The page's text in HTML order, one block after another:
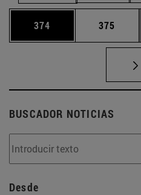
Página
374 Página
375
BUSCADOR NOTICIAS
Desde